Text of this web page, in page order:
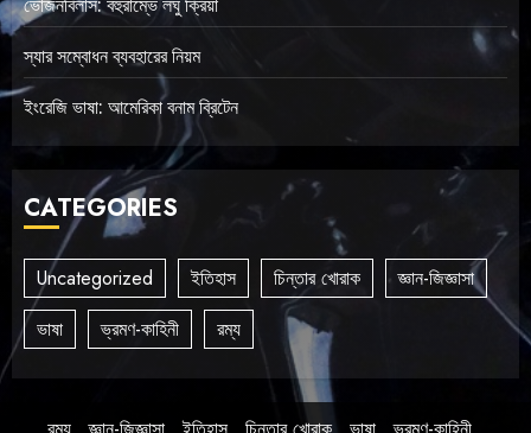
স্যার সম্বোধন ব্যবহারের নিয়ম
ইংরেজি ভাষা: আমেরিকা বনাম ব্রিটেন
CATEGORIES
Uncategorized ইতিহাস চিন্তার খোরাক
জ্ঞান-জিজ্ঞাসা
ভাষা
ভ্রমণ-কাহিনী রম্য